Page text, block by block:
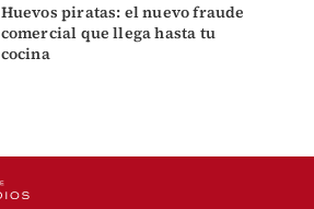
Huevos piratas: el nuevo fraude
comercial que llega hasta tu
cocina